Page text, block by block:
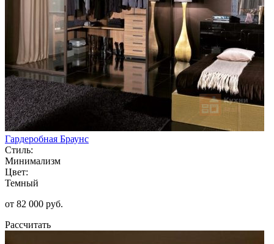
Гардеробная Браунс
Стиль:
Минимализм
Цвет:
Темный
от 82 000 руб.
Рассчитать